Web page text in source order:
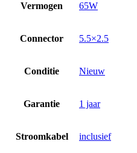
Vermogen 65W
Connector 5.5×2.5
Conditie Nieuw
Garantie 1 jaar
Stroomkabel inclusief